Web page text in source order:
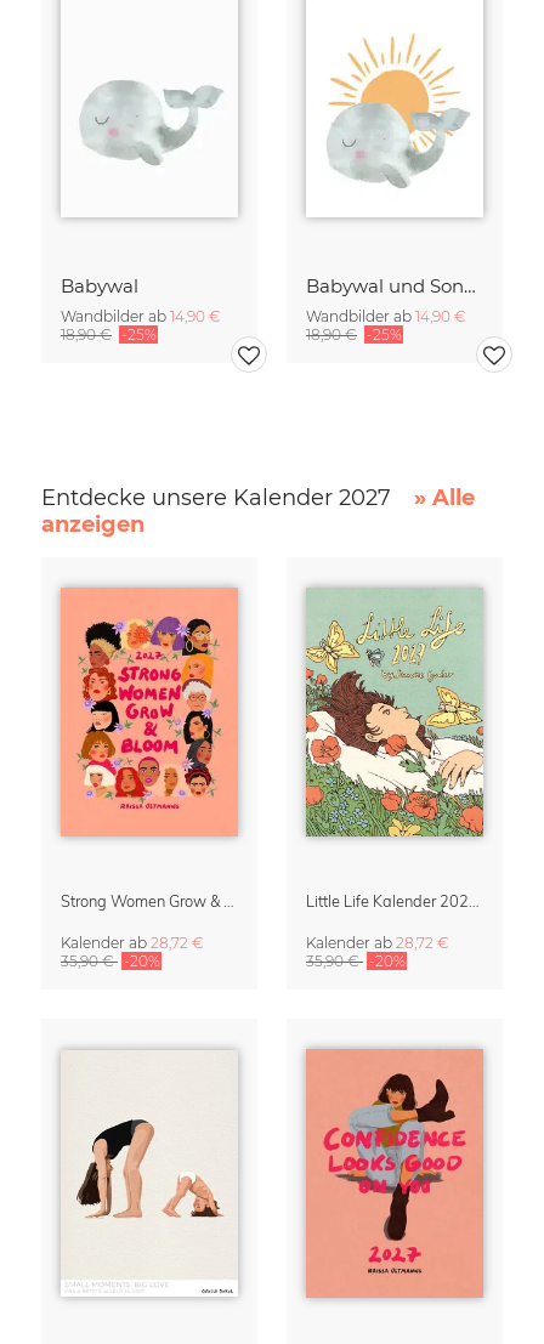
Babywal
Wandbilder ab 14,90 €
18,90 € -25%
Babywal und Sonne
Wandbilder ab 14,90 €
18,90 € -25%
Entdecke unsere Kalender 2027
» Alle
anzeigen
Kalender ab 28,72 €
35,90 € -20%
Kalender ab 28,72 €
35,90 € -20%